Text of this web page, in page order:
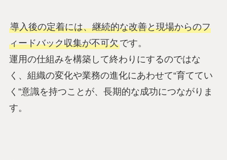
導入後の定着には、継続的な改善と現場からのフ
ィードバック収集が不可欠です。
運用の仕組みを構築して終わりにするのではな
く、組織の変化や業務の進化にあわせて“育ててい
く”意識を持つことが、長期的な成功につながりま
す。